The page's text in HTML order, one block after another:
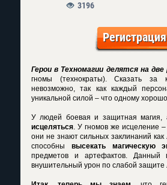
3196
Регистрация
Герои в Техномагии делятся на
гномы (технократы). Сказать за
невозможно, так как каждый
уникальной силой – что одному
У людей боевая и защитная магия,
исцеляться. У гномов же исцеление
они не знают сильных заклинаний
способны высекать магическую
предметов и артефактов. Данный
внушительный урон по слабой